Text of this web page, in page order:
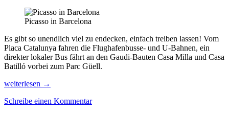
Picasso in Barcelona
Es gibt so unendlich viel zu endecken, einfach treiben lassen! Vom
Placa Catalunya fahren die Flughafenbusse- und U-Bahnen, ein
direkter lokaler Bus fährt an den Gaudi-Bauten Casa Milla und Casa
Batilló vorbei zum Parc Güell.
Tips
ein
weiterlesen →
Schreibe einen Kommentar